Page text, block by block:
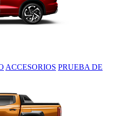
ACCESORIOS PRUEBA DE